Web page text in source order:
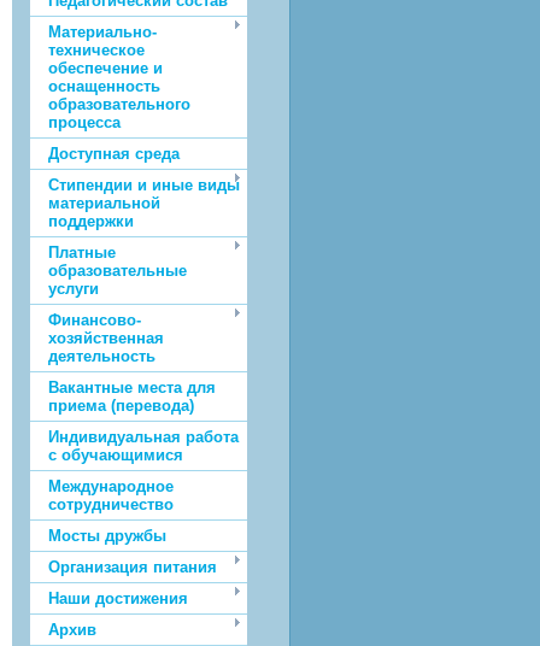
Материально-
техническое
обеспечение и
оснащенность
образовательного
процесса
Доступная среда
Стипендии и иные виды
материальной
поддержки
Платные
образовательные
услуги
Финансово-
хозяйственная
деятельность
Вакантные места для
приема (перевода)
Индивидуальная работа
с обучающимися
Международное
сотрудничество
Мосты дружбы
Организация питания
Наши достижения
Архив